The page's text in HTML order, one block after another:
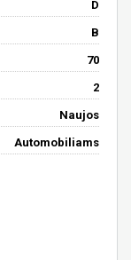
D
B
70
2
Naujos
Automobiliams